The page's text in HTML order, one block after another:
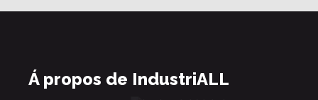
Á propos de IndustriALL